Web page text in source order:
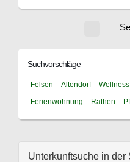
Suchvorschläge
Felsen Altendorf Wellness
Ferienwohnung
Rathen
Unterkunftsuche in